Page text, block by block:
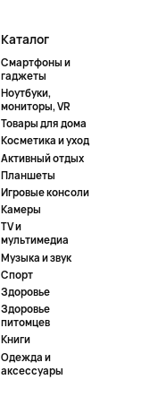
Каталог
Смартфоны и
гаджеты
Ноутбуки,
мониторы, VR
Товары для дома
Косметика и уход
Активный отдых
Планшеты
Игровые консоли
Камеры
TV и
мультимедиа
Музыка и звук
Спорт
Здоровье
Здоровье
питомцев
Книги
Одежда и
аксессуары